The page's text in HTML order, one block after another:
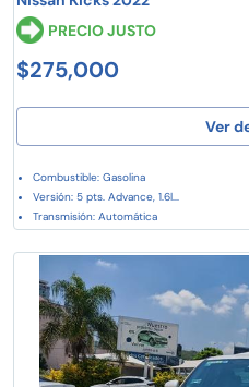
PRECIO JUSTO
$275,000
Ver
Combustible: Gasolina
Versión: 5 pts. Advance, 1.6l...
Transmisión: Automática